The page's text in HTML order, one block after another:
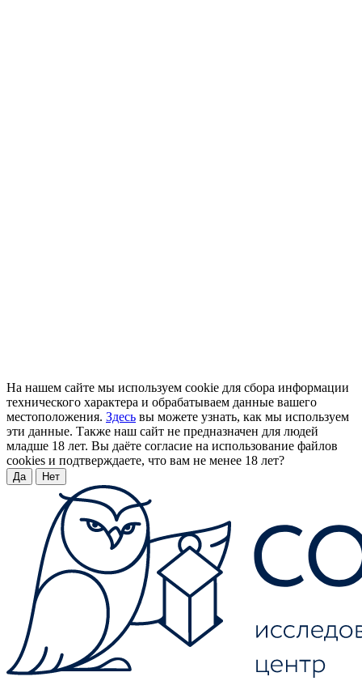
На нашем сайте мы используем cookie для сбора информации
технического характера и обрабатываем данные вашего
местоположения. Здесь вы можете узнать, как мы используем
эти данные. Также наш сайт не предназначен для людей
младше 18 лет. Вы даёте согласие на использование файлов
cookies и подтверждаете, что вам не менее 18 лет?
Да Нет